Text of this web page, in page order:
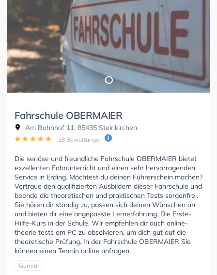
Fahrschule OBERMAIER
Am Bahnhof 11, 85435 Steinkirchen
18 Bewertungen
Die seriöse und freundliche Fahrschule OBERMAIER bietet
exzellenten Fahrunterricht und einen sehr hervorragenden
Service in Erding. Möchtest du deinen Führerschein machen?
Vertraue den qualifizierten Ausbildern dieser Fahrschule und
beende die theoretischen und praktischen Tests sorgenfrei.
Sie hören dir ständig zu, passen sich deinen Wünschen an
und bieten dir eine angepasste Lernerfahrung. Die Erste-
Hilfe-Kurs in der Schule. Wir empfehlen dir auch online-
theorie tests am PC zu absolvieren, um dich gut auf die
theoretische Prüfung. In der Fahrschule OBERMAIER Sie
können einen Termin online anfragen.
German